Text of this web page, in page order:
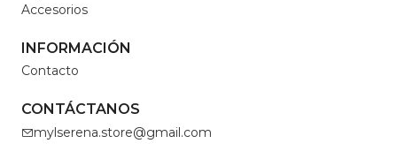
Accesorios
INFORMACIÓN
Contacto
CONTÁCTANOS
mylserena.store@gmail.com